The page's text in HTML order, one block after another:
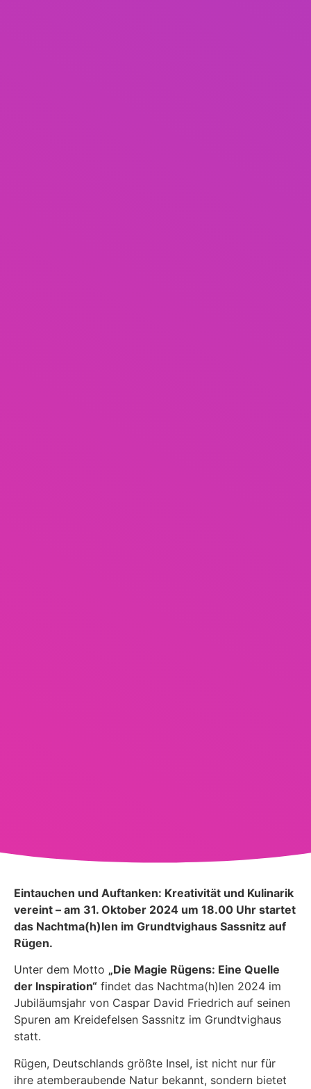
Eintauchen und Auftanken: Kreativität und Kulinarik
vereint – am 31. Oktober 2024 um 18.00 Uhr startet
das Nachtma(h)len im Grundtvighaus Sassnitz auf
Rügen.
Unter dem Motto „Die Magie Rügens: Eine Quelle
der Inspiration“ findet das Nachtma(h)len 2024 im
Jubiläumsjahr von Caspar David Friedrich auf seinen
Spuren am Kreidefelsen Sassnitz im Grundtvighaus
statt.
Rügen, Deutschlands größte Insel, ist nicht nur für
ihre atemberaubende Natur bekannt, sondern bietet